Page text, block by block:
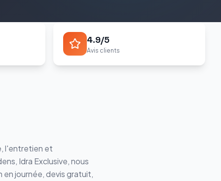
4.9/5
Avis clients
l'entretien et
Idra Exclusive, nous
en journée, devis gratuit,